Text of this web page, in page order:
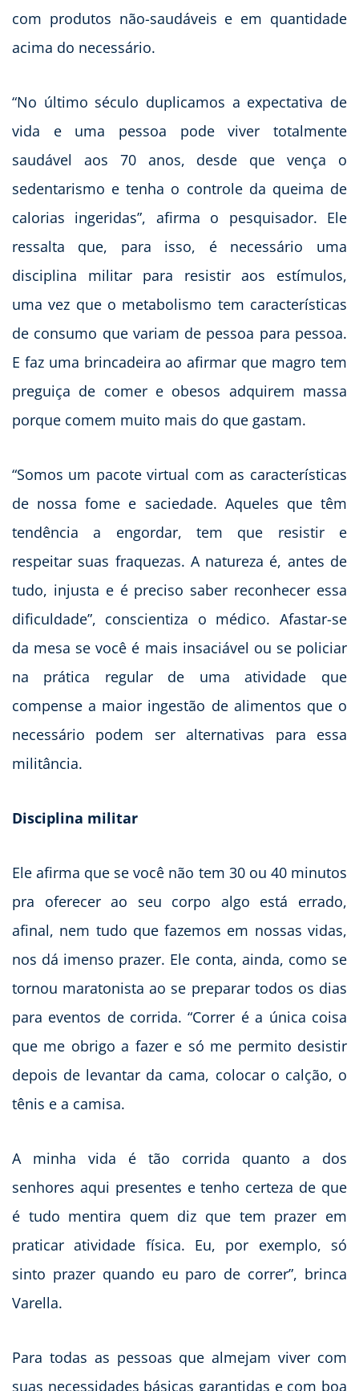
com produtos não-saudáveis e em quantidade
acima do necessário.
“No último século duplicamos a expectativa de
vida e uma pessoa pode viver totalmente
saudável aos 70 anos, desde que vença o
sedentarismo e tenha o controle da queima de
calorias ingeridas”, afirma o pesquisador. Ele
ressalta que, para isso, é necessário uma
disciplina militar para resistir aos estímulos,
uma vez que o metabolismo tem características
de consumo que variam de pessoa para pessoa.
E faz uma brincadeira ao afirmar que magro tem
preguiça de comer e obesos adquirem massa
porque comem muito mais do que gastam.
“Somos um pacote virtual com as características
de nossa fome e saciedade. Aqueles que têm
tendência a engordar, tem que resistir e
respeitar suas fraquezas. A natureza é, antes de
tudo, injusta e é preciso saber reconhecer essa
dificuldade”, conscientiza o médico. Afastar-se
da mesa se você é mais insaciável ou se policiar
na prática regular de uma atividade que
compense a maior ingestão de alimentos que o
necessário podem ser alternativas para essa
militância.
Disciplina militar
Ele afirma que se você não tem 30 ou 40 minutos
pra oferecer ao seu corpo algo está errado,
afinal, nem tudo que fazemos em nossas vidas,
nos dá imenso prazer. Ele conta, ainda, como se
tornou maratonista ao se preparar todos os dias
para eventos de corrida. “Correr é a única coisa
que me obrigo a fazer e só me permito desistir
depois de levantar da cama, colocar o calção, o
tênis e a camisa.
A minha vida é tão corrida quanto a dos
senhores aqui presentes e tenho certeza de que
é tudo mentira quem diz que tem prazer em
praticar atividade física. Eu, por exemplo, só
sinto prazer quando eu paro de correr”, brinca
Varella.
Para todas as pessoas que almejam viver com
suas necessidades básicas garantidas e com boa